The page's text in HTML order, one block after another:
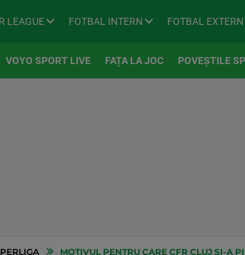
LEAGUE FOTBAL INTERN FOTBAL
VOYO SPORT LIVE FAȚA LA JOC POVEȘTILE
MOTIVUL PENTRU CARE CFR CLUJ ȘI-A